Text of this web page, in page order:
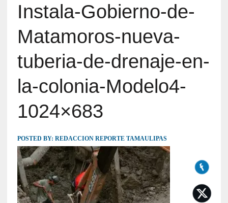
Instala-Gobierno-de-
Matamoros-nueva-
tuberia-de-drenaje-en-
la-colonia-Modelo4-
1024×683
POSTED BY: REDACCION REPORTE TAMAULIPAS